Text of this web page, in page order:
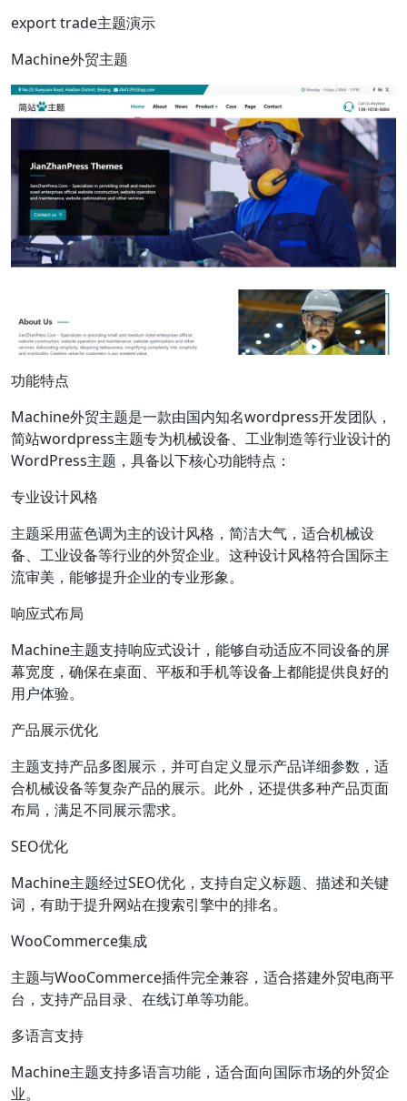
export trade主题演示
Machine外贸主题
功能特点
Machine外贸主题是一款由国内知名wordpress开发团队，
简站wordpress主题专为机械设备、工业制造等行业设计的
WordPress主题，具备以下核心功能特点：
专业设计风格
主题采用蓝色调为主的设计风格，简洁大气，适合机械设
备、工业设备等行业的外贸企业。这种设计风格符合国际主
流审美，能够提升企业的专业形象。
响应式布局
Machine主题支持响应式设计，能够自动适应不同设备的屏
幕宽度，确保在桌面、平板和手机等设备上都能提供良好的
用户体验。
产品展示优化
主题支持产品多图展示，并可自定义显示产品详细参数，适
合机械设备等复杂产品的展示。此外，还提供多种产品页面
布局，满足不同展示需求。
SEO优化
Machine主题经过SEO优化，支持自定义标题、描述和关键
词，有助于提升网站在搜索引擎中的排名。
WooCommerce集成
主题与WooCommerce插件完全兼容，适合搭建外贸电商平
台，支持产品目录、在线订单等功能。
多语言支持
Machine主题支持多语言功能，适合面向国际市场的外贸企
业。